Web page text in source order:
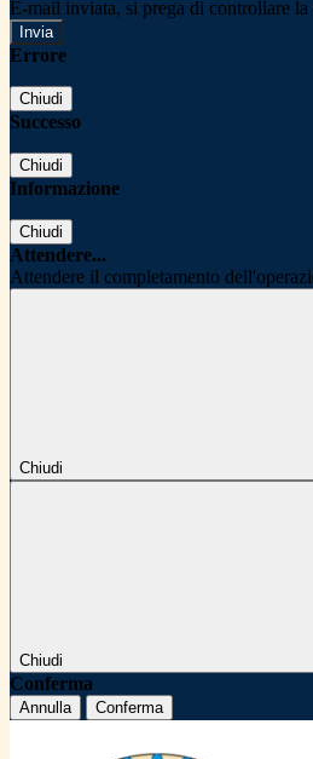
E-mail inviata, si prega di controllare la
Errore
Chiudi
Successo
Chiudi
Informazione
Chiudi
Attendere...
Attendere il completamento
Chiudi
Chiudi
Conferma
Annulla Conferma